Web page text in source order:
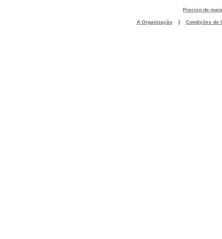
Preciso de
A Organização | Condições de